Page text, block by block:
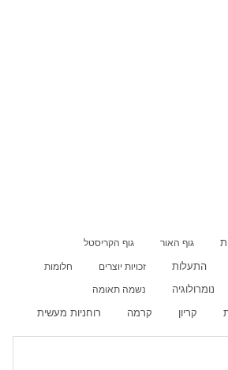
גוף האור גוף הקריסטל
התעלות זכויות יוצרים חלומות
נומרולוגיה נשמה תאומה
קריון קרמה
רוחניות מעשית